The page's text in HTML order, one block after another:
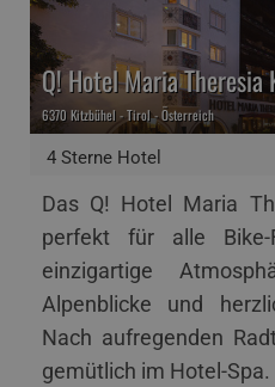
4 Sterne Hotel
Q! Hotel Maria Theresia
6370 Kitzbühel - Tirol - Österreich
Das Q! Hotel Maria
perfekt für alle
einzigartige
Alpenblicke und
Nach aufregenden
gemütlich im Hotel-Spa.